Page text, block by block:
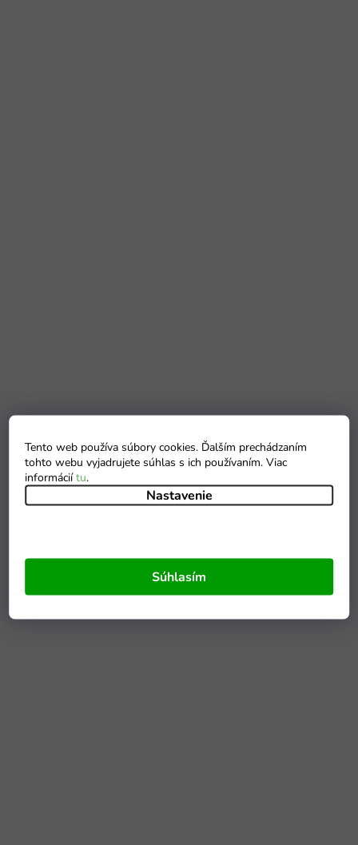
Tento web používa súbory cookies. Ďalším prechádzaním
tohto webu vyjadrujete súhlas s ich používaním. Viac
informáciítu.
Nastavenie
Súhlasím